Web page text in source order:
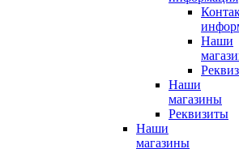
Наши
Наши
магазины
Реквизиты
Наши
магазины